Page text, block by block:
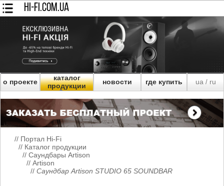
HI-FI.COM.UA
о проекте
каталог
продукции
новости где купить ua/ ru
// Портал Hi-Fi
// Каталог продукции
// Саундбары Artison
// Artison
// Саундбар Artison STUDIO 65 SOUNDBAR